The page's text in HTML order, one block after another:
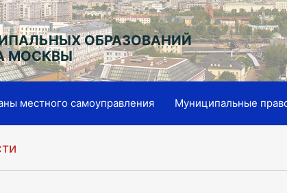
ОБРАЗОВАНИЙ
МОСКВЫ
местного самоуправления Муниципальные